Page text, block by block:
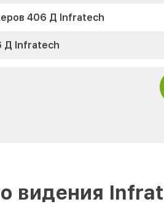
406 Д Infratech
Д Infratech
дальнометра и других
видения